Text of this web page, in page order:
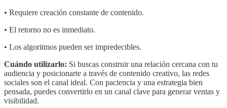
• Requiere creación constante de contenido.
• El retorno no es inmediato.
• Los algoritmos pueden ser impredecibles.
Cuándo utilizarlo: Si buscas construir una relación cercana con tu
audiencia y posicionarte a través de contenido creativo, las redes
sociales son el canal ideal. Con paciencia y una estrategia bien
pensada, puedes convertirlo en un canal clave para generar ventas y
visibilidad.